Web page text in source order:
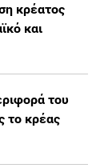
κρέατος
και
του
το κρέας